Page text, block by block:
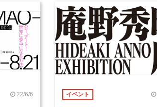
22/6/6 イベント